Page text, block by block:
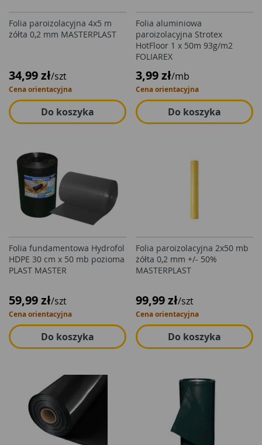
Folia paroizolacyjna 4x5 m
żółta 0,2 mm MASTERPLAST
34,99 zł/szt
Cena orientacyjna
Do koszyka
Folia aluminiowa
paroizolacyjna Strotex
HotFloor 1 x 50m 93g/m2
FOLIAREX
3,99 zł/mb
Cena orientacyjna
Do koszyka
Folia fundamentowa Hydrofol
HDPE 30 cm x 50 mb pozioma
PLAST MASTER
59,99 zł/szt
Cena orientacyjna
Do koszyka
Folia paroizolacyjna 2x50 mb
żółta 0,2 mm +/- 50%
MASTERPLAST
99,99 zł/szt
Cena orientacyjna
Do koszyka